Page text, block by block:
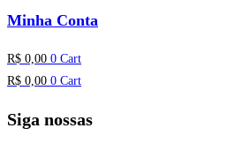
Minha Conta
R$ 0,00 0 Cart
R$ 0,00 0 Cart
Siga nossas